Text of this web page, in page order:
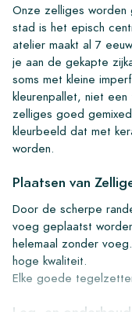
Onze zelliges worden
stad is het episch
atelier maakt al 7
je aan de gekapte
soms met kleine
kleurenpallet, niet
zelliges goed
kleurbeeld dat met
worden.
Plaatsen van
Door de scherpe
voeg geplaatst
helemaal zonder
hoge kwaliteit.
Elke goede